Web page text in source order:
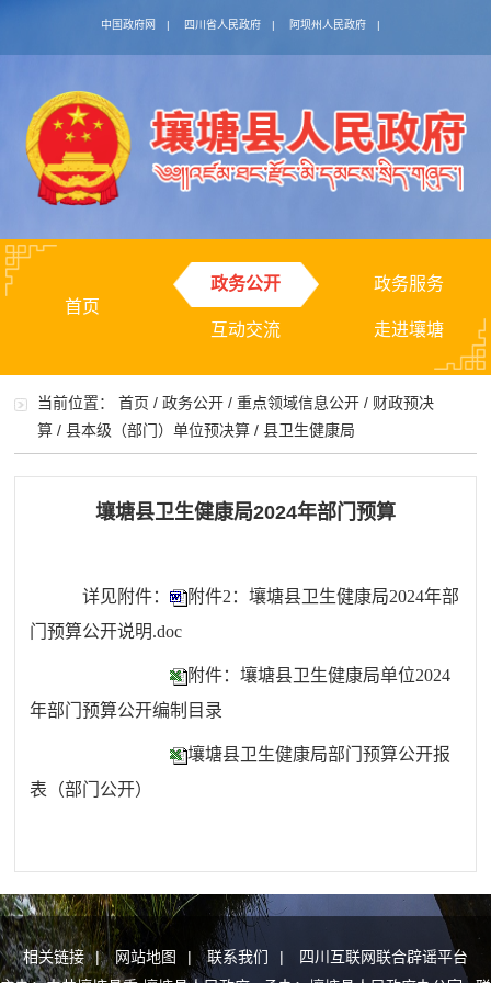
中国政府网 | 四川省人民政府 | 阿坝州人民政府 |
首页
政务公开 政务服务
互动交流 走进壤塘
当前位置：首页 /政务公开 /重点领域信息公开 / 财政预决
算 /县本级（部门）单位预决算 /县卫生健康局
壤塘县卫生健康局2024年部门预算
详见附件：
附件2：壤塘县卫生健康局2024年部
门预算公开说明.doc
附件：壤塘县卫生健康局单位2024
年部门预算公开编制目录
壤塘县卫生健康局部门预算公开报
表（部门公开）
相关链接 | 网站地图 | 联系我们 |
四川互联网联合辟谣平台